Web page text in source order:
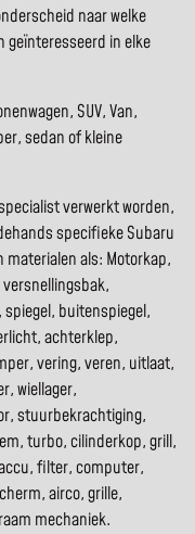
naar welke
geïnteresseerd in elke
SUV, Van,
sedan of kleine
verwerkt worden,
specifieke Subaru
als: Motorkap,
buitenspiegel,
achterklep,
vering, veren, uitlaat,
wiellager,
stuurbekrachtiging,
turbo, cilinderkop, grill,
filter, computer,
airco, grille,
mechaniek.